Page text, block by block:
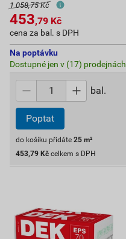
1 058,75 Kč
453,79 Kč
cena za bal. s DPH
Na poptávku
Dostupné jen v (17) prodejnách
bal.
Poptat
do košíku přidáte 25 m²
453,79 Kč celkem s DPH